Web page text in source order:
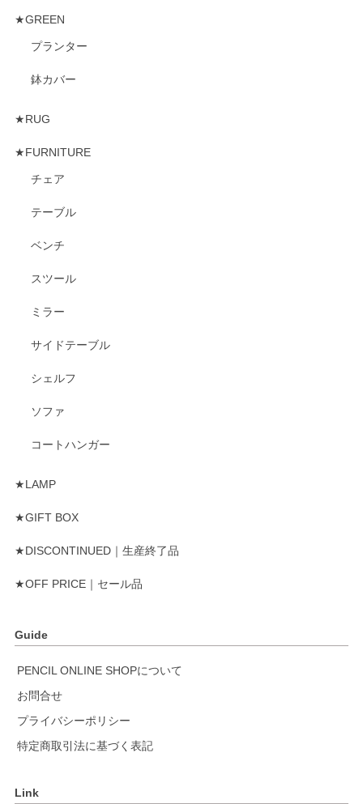
★GREEN
プランター
鉢カバー
★RUG
★FURNITURE
チェア
テーブル
ベンチ
スツール
ミラー
サイドテーブル
シェルフ
ソファ
コートハンガー
★LAMP
★GIFT BOX
★DISCONTINUED｜生産終了品
★OFF PRICE｜セール品
Guide
PENCIL ONLINE SHOPについて
お問合せ
プライバシーポリシー
特定商取引法に基づく表記
Link